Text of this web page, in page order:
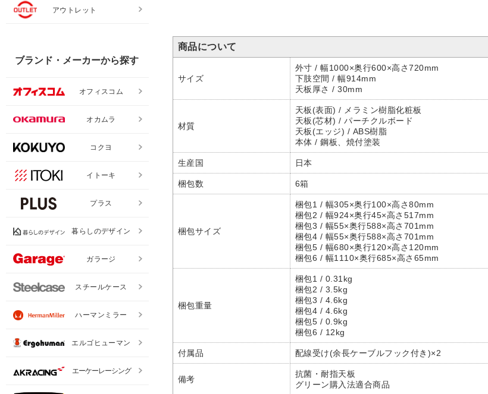
ラス PLUS
プラス PLUS
25mm プラス PLUS
商品について
サイズ
外寸 / 幅1000×奥行600×高さ720mm
下肢空間 / 幅914mm
天板厚さ / 30mm
材質
天板(表面) / メラミン樹脂化粧板
天板(芯材) / パーチクルボード
天板(エッジ) / ABS樹脂
本体 / 鋼板、焼付塗装
生産国 日本
梱包数 6箱
梱包サイズ
梱包1 / 幅305×奥行100×高さ80mm
梱包2 / 幅924×奥行45×高さ517mm
梱包3 / 幅55×奥行588×高さ701mm
梱包4 / 幅55×奥行588×高さ701mm
梱包5 / 幅680×奥行120×高さ120mm
梱包6 / 幅1110×奥行685×高さ65mm
梱包重量
梱包1 / 0.31kg
梱包2 / 3.5kg
梱包3 / 4.6kg
梱包4 / 4.6kg
梱包5 / 0.9kg
梱包6 / 12kg
付属品 配線受け(余長ケーブルフック付き)×2
備考
抗菌・耐指天板
グリーン購入法適合商品
アウトレット
ブランド・メーカーから探す
オフィスコム
オカムラ
コクヨ
イトーキ
プラス
暮らしのデザイン
ガラージ
スチールケース
ハーマンミラー
エルゴヒューマン
エーケーレーシング